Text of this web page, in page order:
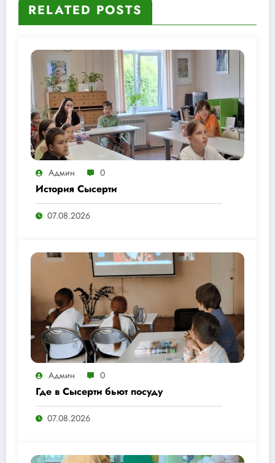
RELATED POSTS
Админ 0
История Сысерти
07.08.2026
Админ 0
Где в Сысерти бьют посуду
07.08.2026